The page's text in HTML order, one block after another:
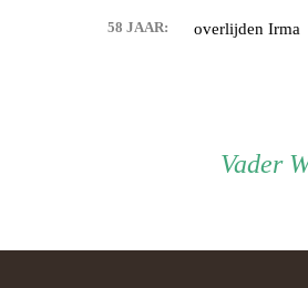
58 JAAR: overlijden Irma
Vader